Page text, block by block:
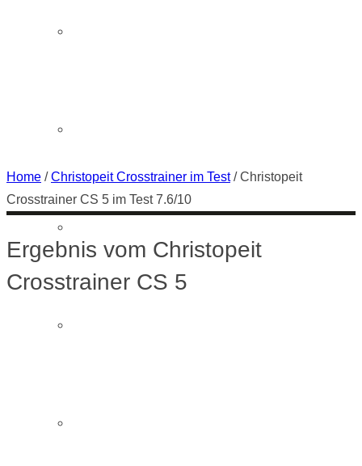
Home / Christopeit Crosstrainer im Test / Christopeit
Crosstrainer CS 5 im Test 7.6/10
Ergebnis vom Christopeit
Crosstrainer CS 5